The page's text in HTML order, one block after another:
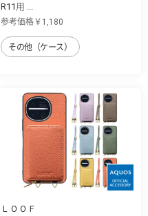
R11用 ...
参考価格￥1,180
その他（ケース）
ＬＯＯＦ